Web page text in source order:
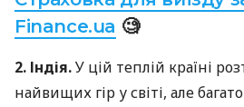
Finance.ua 🧐
2. Індія.У цій теплій країні
найвищих гір у світі, але